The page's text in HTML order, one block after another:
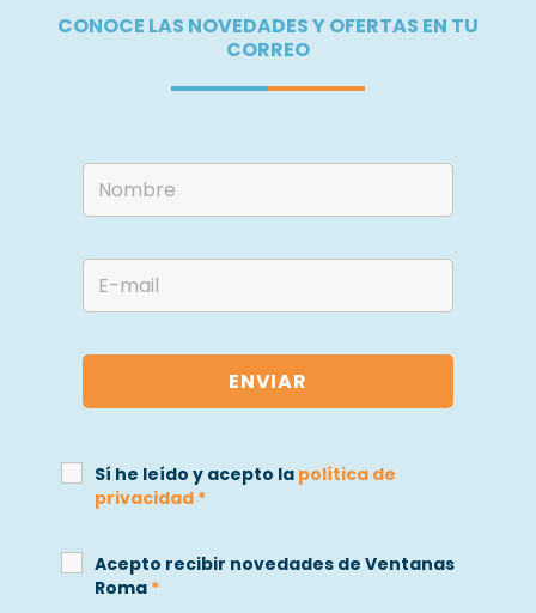
CONOCE LAS NOVEDADES Y OFERTAS EN TU
CORREO
Sí he leído y acepto la política de
privacidad *
Acepto recibir novedades de Ventanas
Roma *